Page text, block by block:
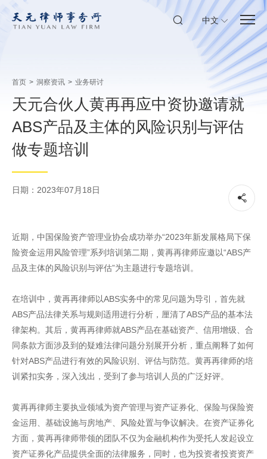
中文
首页 > 洞察资讯 > 业务研讨
天元合伙人黄再再应中资协邀请就
ABS产品及主体的风险识别与评估
做专题培训
日期：2023年07月18日
近期，中国保险资产管理业协会成功举办“2023年新发展格局下保
险资金运用风险管理”系列培训第二期，黄再再律师应邀以“ABS产
品及主体的风险识别与评估”为主题进行专题培训。
在培训中，黄再再律师以ABS实务中的常见问题为导引，首先就
ABS产品法律关系与规则适用进行分析，厘清了ABS产品的基本法
律架构。其后，黄再再律师就ABS产品在基础资产、信用增级、合
同条款方面涉及到的疑难法律问题分别展开分析，重点阐释了如何
针对ABS产品进行有效的风险识别、评估与防范。黄再再律师的培
训紧扣实务，深入浅出，受到了参与培训人员的广泛好评。
黄再再律师主要执业领域为资产管理与资产证券化、保险与保险资
金运用、基础设施与房地产、风险处置与争议解决。在资产证券化
方面，黄再再律师带领的团队不仅为金融机构作为受托人发起设立
资产证券化产品提供全面的法律服务，同时，也为投资者投资资产